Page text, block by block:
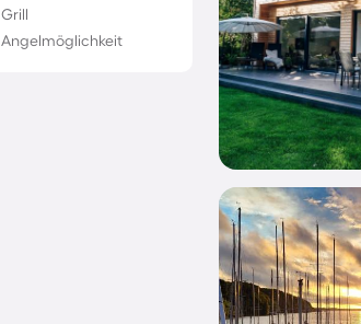
Grill
Angelmöglichkeit